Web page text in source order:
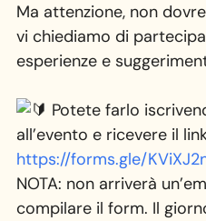
Ma attenzione, non
vi chiediamo di
esperienze e
Potete farlo
all’evento e ricevere il
https://forms.gle/
NOTA: non arriverà
compilare il form. Il